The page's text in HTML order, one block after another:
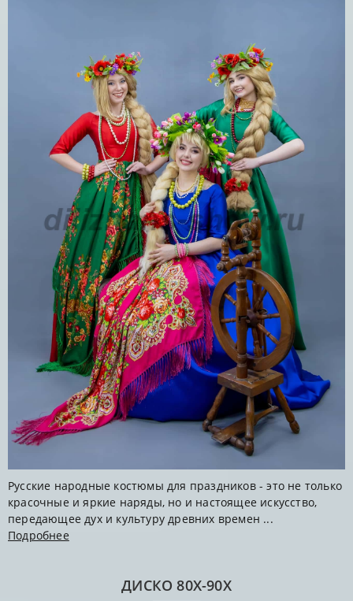
Русские народные костюмы для праздников - это не только
красочные и яркие наряды, но и настоящее искусство,
передающее дух и культуру древних времен ...
Подробнее
ДИСКО 80Х-90Х